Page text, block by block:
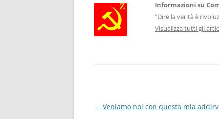
Informazioni su
"Dire la verità è
Visualizza tutti gli
Navigazione
← Veniamo noi con questa mia